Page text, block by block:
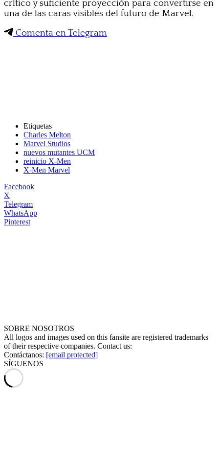
crítico y suficiente proyección para convertirse en
una de las caras visibles del futuro de Marvel.
Comenta en Telegram
Etiquetas
Charles Melton
Marvel Studios
nuevos mutantes UCM
reinicio X-Men
X-Men Marvel
Facebook
X
Telegram
WhatsApp
Pinterest
SOBRE NOSOTROS
All logos and images used on this fansite are registered trademarks
of their respective companies. Contact us:
Contáctanos: [email protected]
SÍGUENOS